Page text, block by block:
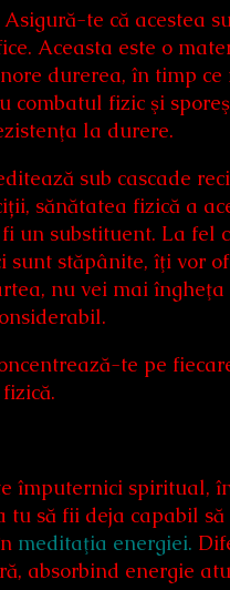
te că acestea
Aceasta este o
durerea, în timp
fizic şi
la durere.
sub cascade
sănătatea fizică a
un substituent. La fel
sunt stăpânite, îţi vor
nu vei mai
te pe
împuternici spiritual,
tu să fii deja capabil
meditaţia energiei.
absorbind energie